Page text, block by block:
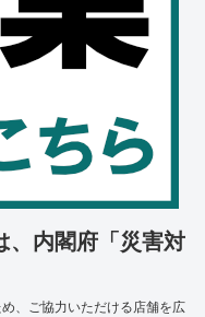
、内閣府「災害対
、ご協力いただける店舗を広